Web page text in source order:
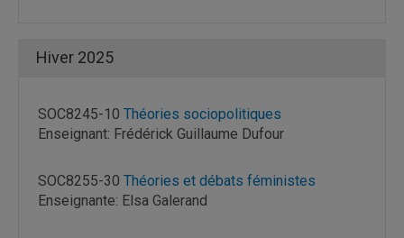
Hiver 2025
SOC8245-10 Théories sociopolitiques
Enseignant: Frédérick Guillaume Dufour
SOC8255-30 Théories et débats féministes
Enseignante: Elsa Galerand